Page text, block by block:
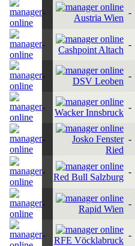
-
Austria Wien
-
-
Cashpoint Altach
-
-
DSV Leoben
-
-
Wacker Innsbruck
-
-
Josko Fenster
Ried
-
-
Red Bull Salzburg
-
-
Rapid Wien
-
-
RFE Vöcklabruck
-